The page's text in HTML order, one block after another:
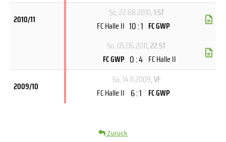
2010/11
So, 22.08.2010, 1.ST
FC Halle II 10 : 1 FC GWP
So, 05.06.2011, 22.ST
FC GWP 0 : 4 FC Halle II
2009/10
Sa, 14.11.2009, VF
FC Halle II 6 : 1 FC GWP
Zurück